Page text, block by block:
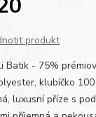
produkt
Batik - 75%
klubíčko
luxusní příze s